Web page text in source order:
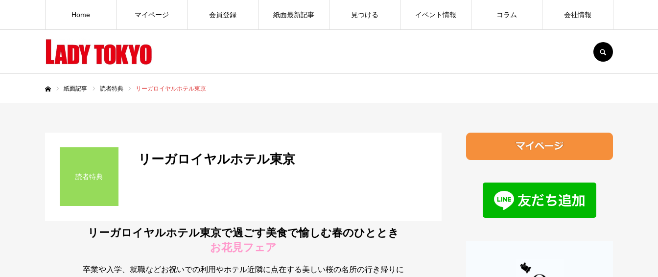
Home マイページ 会員登録 紙面最新記事 見つける イベント情報 コラム 会社情報
紙面記事 読者特典 リーガロイヤルホテル東京
読者特典
リーガロイヤルホテル東京
リーガロイヤルホテル東京で過ごす美食で愉しむ春のひととき
お花見フェア
卒業や入学、就職などお祝いでの利用やホテル近隣に点在する美しい桜の名所の行き帰りに